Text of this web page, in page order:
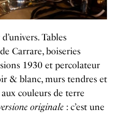
Tables
Carrare, boiseries
1930 et percolateur
& blanc, murs tendres et
couleurs de terre
originale : c’est une